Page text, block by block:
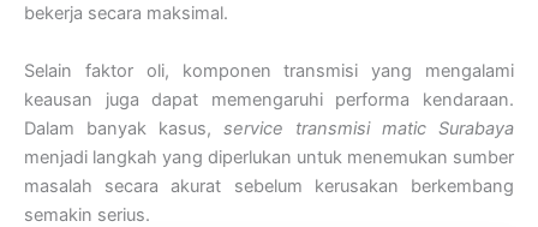
bekerja secara maksimal.
Selain faktor oli, komponen transmisi yang mengalami
keausan juga dapat memengaruhi performa kendaraan.
Dalam banyak kasus, service transmisi matic Surabaya
menjadi langkah yang diperlukan untuk menemukan sumber
masalah secara akurat sebelum kerusakan berkembang
semakin serius.